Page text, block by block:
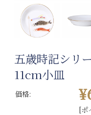
五歳時記シリ
11cm小皿
価格:
[ポ